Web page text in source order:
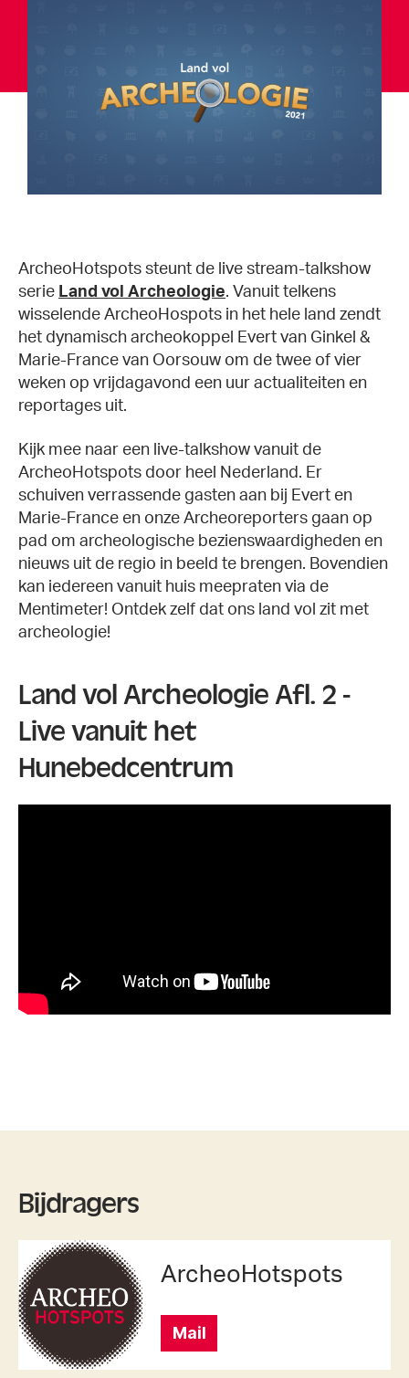
ArcheoHotspots steunt de live stream-talkshow
serie Land vol Archeologie. Vanuit telkens
wisselende ArcheoHospots in het hele land zendt
het dynamisch archeokoppel Evert van Ginkel &
Marie-France van Oorsouw om de twee of vier
weken op vrijdagavond een uur actualiteiten en
reportages uit.
Kijk mee naar een live-talkshow vanuit de
ArcheoHotspots door heel Nederland. Er
schuiven verrassende gasten aan bij Evert en
Marie-France en onze Archeoreporters gaan op
pad om archeologische bezienswaardigheden en
nieuws uit de regio in beeld te brengen. Bovendien
kan iedereen vanuit huis meepraten via de
Mentimeter! Ontdek zelf dat ons land vol zit met
archeologie!
Land vol Archeologie Afl. 2 -
Live vanuit het
Hunebedcentrum
Bijdragers
ArcheoHotspots
Mail